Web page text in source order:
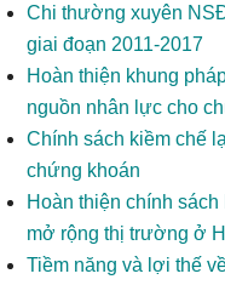
Chi thường xuyên
giai đoạn 2011-2017
Hoàn thiện khung
nguồn nhân lực cho
Chính sách kiềm chế
chứng khoán
Hoàn thiện chính
mở rộng thị trường ở
Tiềm năng và lợi thế